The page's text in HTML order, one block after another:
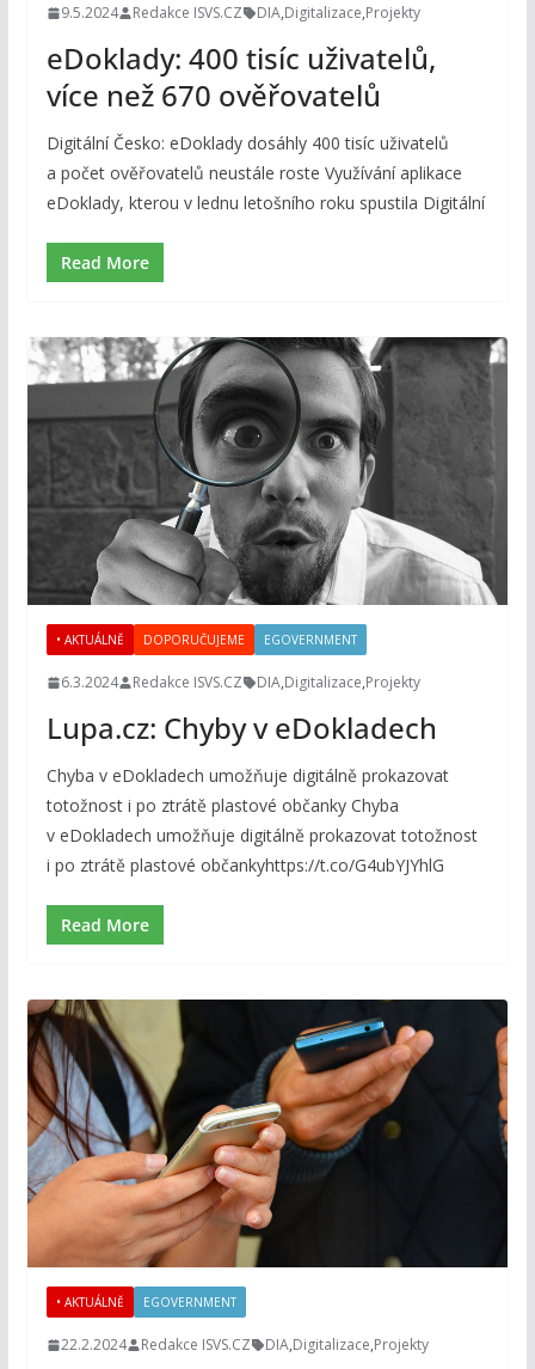
9.5.2024 Redakce ISVS.CZ DIA,Digitalizace,Projekty
eDoklady: 400 tisíc uživatelů,
více než 670 ověřovatelů
Digitální Česko: eDoklady dosáhly 400 tisíc uživatelů
a počet ověřovatelů neustále roste Využívání aplikace
eDoklady, kterou v lednu letošního roku spustila Digitální
Read More
• AKTUÁLNĚ DOPORUČUJEME EGOVERNMENT
6.3.2024 Redakce ISVS.CZ DIA,Digitalizace,Projekty
Lupa.cz: Chyby v eDokladech
Chyba v eDokladech umožňuje digitálně prokazovat
totožnost i po ztrátě plastové občanky Chyba
v eDokladech umožňuje digitálně prokazovat totožnost
i po ztrátě plastové občankyhttps://t.co/G4ubYJYhlG
Read More
• AKTUÁLNĚ EGOVERNMENT
22.2.2024 Redakce ISVS.CZ DIA,Digitalizace,Projekty